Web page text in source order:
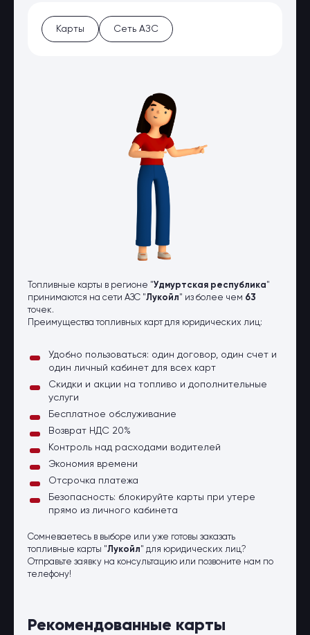
Карты Сеть АЗС
Топливные карты в регионе "Удмуртская республика"
принимаются на сети АЗС "Лукойл" из более чем 63
точек.
Преимущества топливных карт для юридических лиц:
Удобно пользоваться: один договор, один счет и
один личный кабинет для всех карт
Скидки и акции на топливо и дополнительные
услуги
Бесплатное обслуживание
Возврат НДС 20%
Контроль над расходами водителей
Экономия времени
Отсрочка платежа
Безопасность: блокируйте карты при утере
прямо из личного кабинета
Сомневаетесь в выборе или уже готовы заказать
топливные карты "Лукойл" для юридических лиц?
Отправьте заявку на консультацию или позвоните нам по
телефону!
Рекомендованные карты
Топливо и автомасла по оптовым
ценам
Страховые компании
Электронные перевозочные